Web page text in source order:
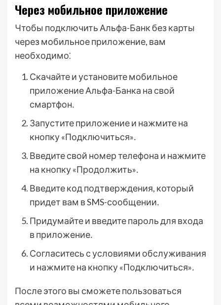
Через мобильное приложение
Чтобы подключить Альфа-Банк без карты
через мобильное приложение, вам
необходимо⁚
Скачайте и установите мобильное
приложение Альфа-Банка на свой
смартфон․
Запустите приложение и нажмите на
кнопку «Подключиться»․
Введите свой номер телефона и нажмите
на кнопку «Продолжить»․
Введите код подтверждения, который
придет вам в SMS-сообщении․
Придумайте и введите пароль для входа
в приложение․
Согласитесь с условиями обслуживания
и нажмите на кнопку «Подключиться»․
После этого вы сможете пользоваться